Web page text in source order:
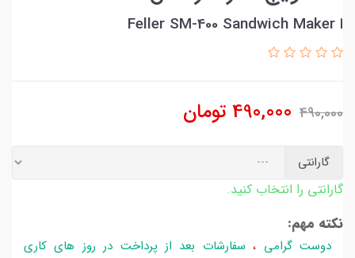
ا Feller SM-400 Sandwich Maker
490,000
490,000 تومان
گارانتی
گارانتی را انتخاب کنید.
نکته مهم:
دوست گرامی ،سفارشات بعد از پرداخت در روز های کاری